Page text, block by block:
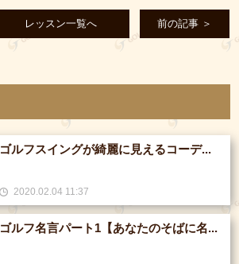
レッスン一覧へ 前の記事 ＞
ゴルフスイングが綺麗に見えるコーデ...
2020.02.04 11:37
ゴルフ名言パート1【あなたのそばに名...